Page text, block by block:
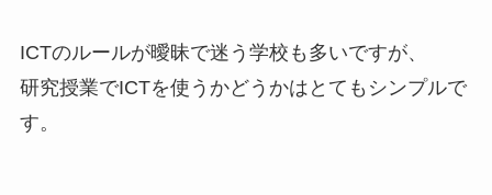
ICTのルールが曖昧で迷う学校も多いですが、
研究授業でICTを使うかどうかはとてもシンプルで
す。